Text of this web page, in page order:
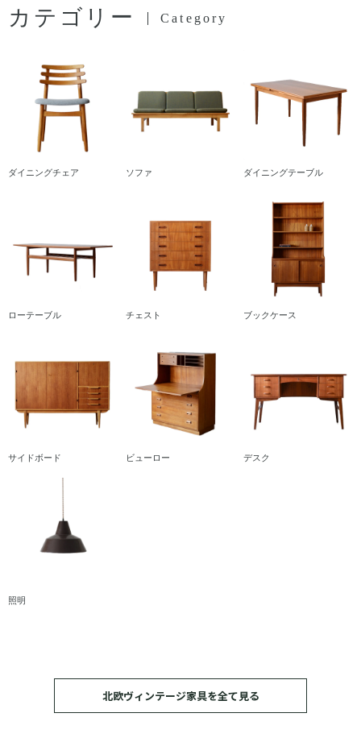
カテゴリー Category
ダイニングチェア ソファ ダイニングテーブル
ローテーブル チェスト ブックケース
サイドボード ビューロー デスク
照明
北欧ヴィンテージ家具を全て見る